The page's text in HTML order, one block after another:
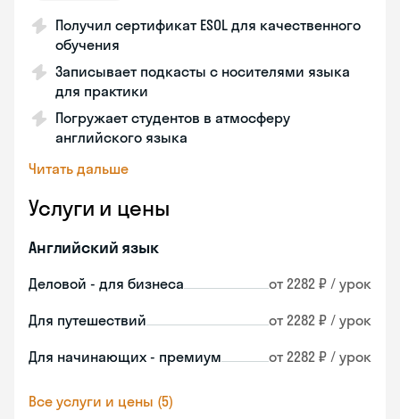
Получил сертификат ESOL для качественного
обучения
Записывает подкасты с носителями языка
для практики
Погружает студентов в атмосферу
английского языка
Читать дальше
Услуги и цены
Английский язык
Деловой - для бизнеса от 2282 ₽ / урок
Для путешествий от 2282 ₽ / урок
Для начинающих - премиум от 2282 ₽ / урок
Все услуги и цены (5)